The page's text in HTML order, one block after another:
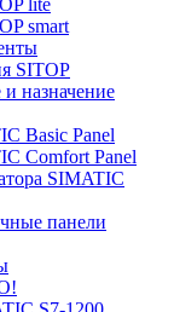
lite
smart
SITOP
назначение
Basic Panel
Comfort Panel
SIMATIC
панели